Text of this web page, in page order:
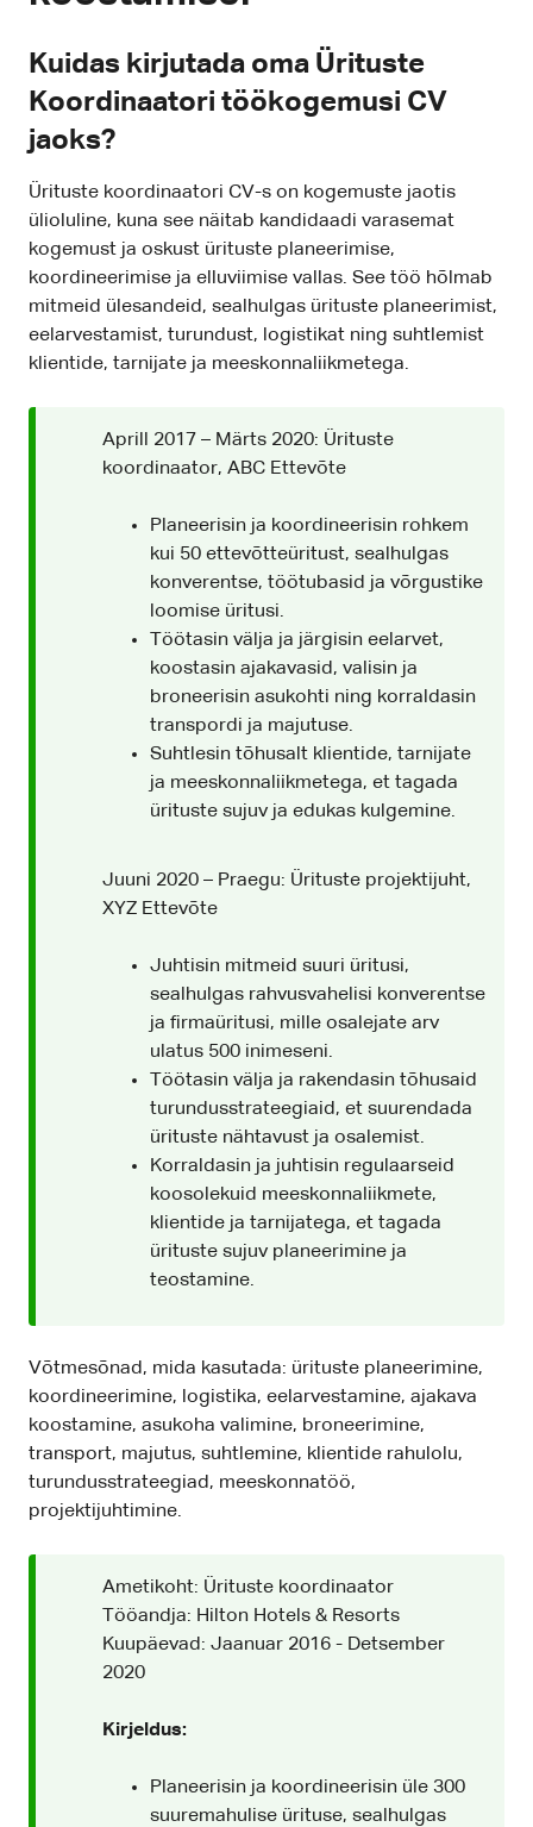
Kuidas kirjutada oma Ürituste
Koordinaatori töökogemusi CV
jaoks?
Ürituste koordinaatori CV-s on kogemuste jaotis
ülioluline, kuna see näitab kandidaadi varasemat
kogemust ja oskust ürituste planeerimise,
koordineerimise ja elluviimise vallas. See töö hõlmab
mitmeid ülesandeid, sealhulgas ürituste planeerimist,
eelarvestamist, turundust, logistikat ning suhtlemist
klientide, tarnijate ja meeskonnaliikmetega.
Aprill 2017 – Märts 2020: Ürituste
koordinaator, ABC Ettevõte
Planeerisin ja koordineerisin rohkem
kui 50 ettevõtteüritust, sealhulgas
konverentse, töötubasid ja võrgustike
loomise üritusi.
Töötasin välja ja järgisin eelarvet,
koostasin ajakavasid, valisin ja
broneerisin asukohti ning korraldasin
transpordi ja majutuse.
Suhtlesin tõhusalt klientide, tarnijate
ja meeskonnaliikmetega, et tagada
ürituste sujuv ja edukas kulgemine.
Juuni 2020 – Praegu: Ürituste projektijuht,
XYZ Ettevõte
Juhtisin mitmeid suuri üritusi,
sealhulgas rahvusvahelisi konverentse
ja firmaüritusi, mille osalejate arv
ulatus 500 inimeseni.
Töötasin välja ja rakendasin tõhusaid
turundusstrateegiaid, et suurendada
ürituste nähtavust ja osalemist.
Korraldasin ja juhtisin regulaarseid
koosolekuid meeskonnaliikmete,
klientide ja tarnijatega, et tagada
ürituste sujuv planeerimine ja
teostamine.
Võtmesõnad, mida kasutada: ürituste planeerimine,
koordineerimine, logistika, eelarvestamine, ajakava
koostamine, asukoha valimine, broneerimine,
transport, majutus, suhtlemine, klientide rahulolu,
turundusstrateegiad, meeskonnatöö,
projektijuhtimine.
Ametikoht: Ürituste koordinaator
Tööandja: Hilton Hotels & Resorts
Kuupäevad: Jaanuar 2016 - Detsember
2020
Kirjeldus:
Planeerisin ja koordineerisin üle 300
suuremahulise ürituse, sealhulgas